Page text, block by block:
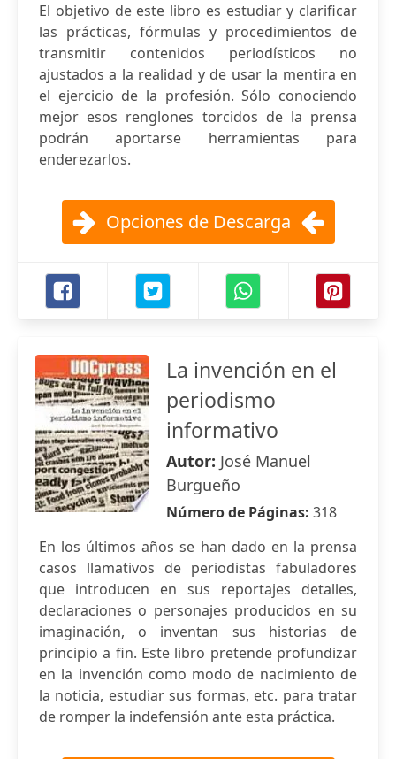
El objetivo de este libro es estudiar y clarificar
las prácticas, fórmulas y procedimientos de
transmitir contenidos periodísticos no
ajustados a la realidad y de usar la mentira en
el ejercicio de la profesión. Sólo conociendo
mejor esos renglones torcidos de la prensa
podrán aportarse herramientas para
enderezarlos.
Opciones de Descarga
La invención en el
periodismo
informativo
Autor: José Manuel
Burgueño
Número de Páginas: 318
En los últimos años se han dado en la prensa
casos llamativos de periodistas fabuladores
que introducen en sus reportajes detalles,
declaraciones o personajes producidos en su
imaginación, o inventan sus historias de
principio a fin. Este libro pretende profundizar
en la invención como modo de nacimiento de
la noticia, estudiar sus formas, etc. para tratar
de romper la indefensión ante esta práctica.